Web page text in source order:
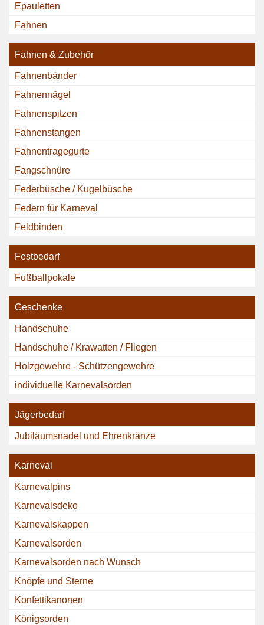
Epauletten
Fahnen
Fahnen & Zubehör
Fahnenbänder
Fahnennägel
Fahnenspitzen
Fahnenstangen
Fahnentragegurte
Fangschnüre
Federbüsche / Kugelbüsche
Federn für Karneval
Feldbinden
Festbedarf
Fußballpokale
Geschenke
Handschuhe
Handschuhe / Krawatten / Fliegen
Holzgewehre - Schützengewehre
individuelle Karnevalsorden
Jägerbedarf
Jubiläumsnadel und Ehrenkränze
Karneval
Karnevalpins
Karnevalsdeko
Karnevalskappen
Karnevalsorden
Karnevalsorden nach Wunsch
Knöpfe und Sterne
Konfettikanonen
Königsorden